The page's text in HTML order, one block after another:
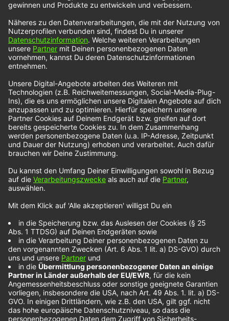
Felicia Lumacht Musik über Angstzustände. Sie
selbst hat Social Anxiety, also Angststörungen in
bestimmten sozialen Situationen. Das verarbeitet
Felicia mit Ihrer Musik und auf der Bühne. Im NOXX
Interview mit Tobi Bitter hat sie außerdem noch
über den Vorentscheid zum Eurovision
Songcontest gesprochen und warum Nudeln ihr
Leben verändert haben…
Felicia Lu macht
seit ihrer Kindheit
Musik
Die Musik hat Felicia Lu schon immer begeistert.
Ihre Eltern hatten zu Beginn nur ihre Schwester
musikalisch gefördert. Sie hatte Klavierunterricht
und Felicia wollte von Anfang an mitkommen. Als
sie dann immer passend mit geklatscht hat,
erkannte der Musiklehrer auch Felicias Gespür für